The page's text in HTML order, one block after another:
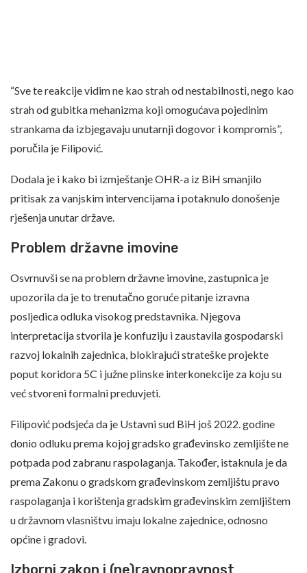
“Sve te reakcije vidim ne kao strah od nestabilnosti, nego kao
strah od gubitka mehanizma koji omogućava pojedinim
strankama da izbjegavaju unutarnji dogovor i kompromis”,
poručila je Filipović.
Dodala je i kako bi izmještanje OHR-a iz BiH smanjilo
pritisak za vanjskim intervencijama i potaknulo donošenje
rješenja unutar države.
Problem državne imovine
Osvrnuvši se na problem državne imovine, zastupnica je
upozorila da je to trenutačno goruće pitanje izravna
posljedica odluka visokog predstavnika. Njegova
interpretacija stvorila je konfuziju i zaustavila gospodarski
razvoj lokalnih zajednica, blokirajući strateške projekte
poput koridora 5C i južne plinske interkonekcije za koju su
već stvoreni formalni preduvjeti.
Filipović podsjeća da je Ustavni sud BiH još 2022. godine
donio odluku prema kojoj gradsko građevinsko zemljište ne
potpada pod zabranu raspolaganja. Također, istaknula je da
prema Zakonu o gradskom građevinskom zemljištu pravo
raspolaganja i korištenja gradskim građevinskim zemljištem
u državnom vlasništvu imaju lokalne zajednice, odnosno
općine i gradovi.
Izborni zakon i (ne)ravnopravnost